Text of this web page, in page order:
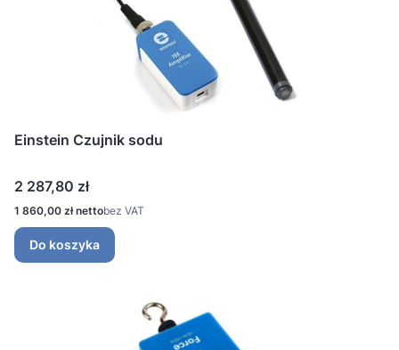
Einstein Czujnik sodu
Cena
2 287,80 zł
Cena
1 860,00 zł bez VAT
Do koszyka